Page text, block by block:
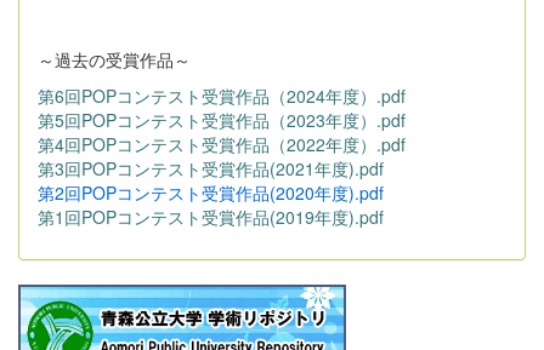
～過去の受賞作品～
第6回POPコンテスト受賞作品（2024年度）.pdf
第5回POPコンテスト受賞作品（2023年度）.pdf
第4回POPコンテスト受賞作品（2022年度）.pdf
第3回POPコンテスト受賞作品(2021年度).pdf
第2回POPコンテスト受賞作品(2020年度).pdf
第1回POPコンテスト受賞作品(2019年度).pdf